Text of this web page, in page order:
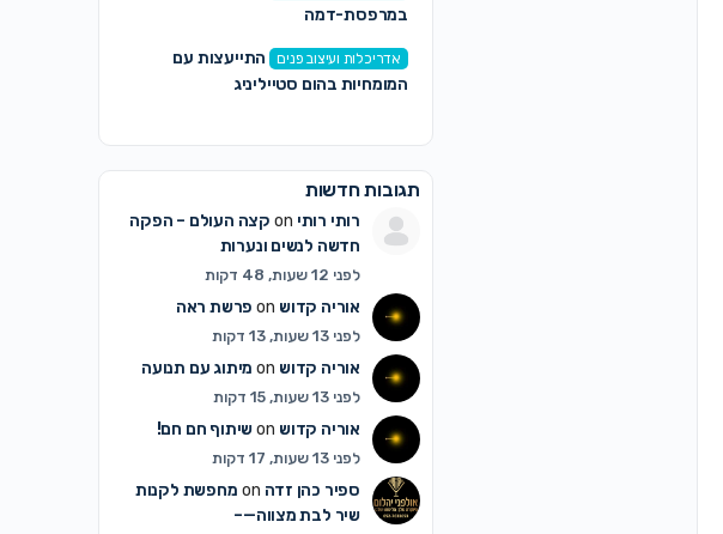
במרפסת-דמה
אדריכלות ועיצוב פנים
התייעצות עם
המומחיות בהום סטייליניג
תגובות חדשות
רותי רותי
קצה העולם – הפקה
חדשה לנשים ונערות
לפני 12 שעות, 48 דקות
אוריה קדוש פרשת ראה
לפני 13 שעות, 13 דקות
אוריה קדוש מיתוג עם תנועה
לפני 13 שעות, 15 דקות
אוריה קדוש שיתוף חם חם!
לפני 13 שעות, 17 דקות
ספיר כהן זדה
מחפשת לקנות
שיר לבת מצווה—–